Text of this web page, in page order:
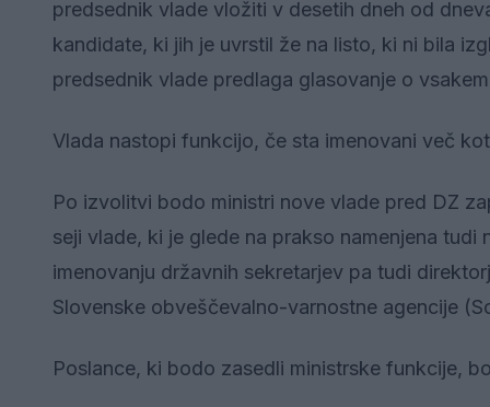
predsednik vlade vložiti v desetih dneh od
kandidate, ki jih je uvrstil že na listo, ki ni bila
predsednik vlade predlaga glasovanje o
Vlada nastopi funkcijo, če sta imenovani več
Po izvolitvi bodo ministri nove vlade pred DZ
seji vlade, ki je glede na prakso namenjena
imenovanju državnih sekretarjev pa tudi
Slovenske obveščevalno-varnostne agencije
Poslance, ki bodo zasedli ministrske funkcije,